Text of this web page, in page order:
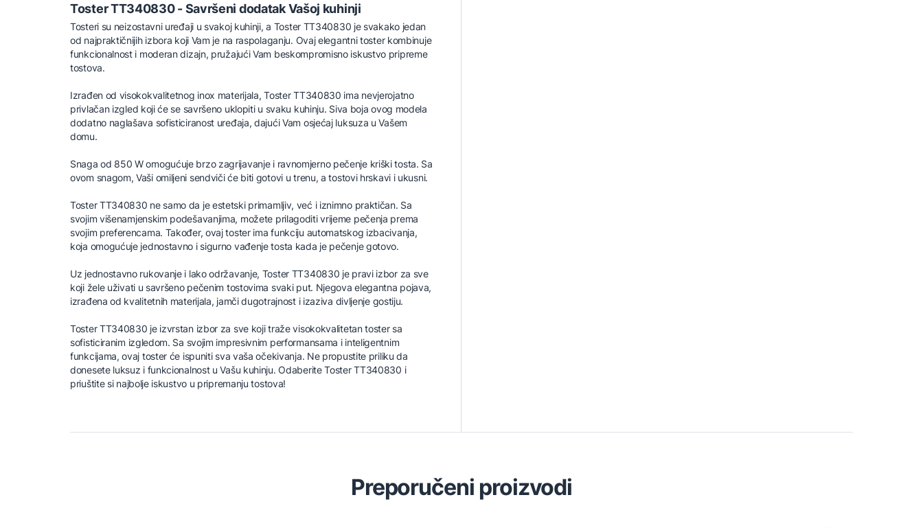
Toster TT340830 - Savršeni dodatak Vašoj kuhinji
Tosteri su neizostavni uređaji u svakoj kuhinji, a Toster TT340830 je svakako jedan
od najpraktičnijih izbora koji Vam je na raspolaganju. Ovaj elegantni toster kombinuje
funkcionalnost i moderan dizajn, pružajući Vam beskompromisno iskustvo pripreme
tostova.
Izrađen od visokokvalitetnog inox materijala, Toster TT340830 ima nevjerojatno
privlačan izgled koji će se savršeno uklopiti u svaku kuhinju. Siva boja ovog modela
dodatno naglašava sofisticiranost uređaja, dajući Vam osjećaj luksuza u Vašem
domu.
Snaga od 850 W omogućuje brzo zagrijavanje i ravnomjerno pečenje kriški tosta. Sa
ovom snagom, Vaši omiljeni sendviči će biti gotovi u trenu, a tostovi hrskavi i ukusni.
Toster TT340830 ne samo da je estetski primamljiv, već i iznimno praktičan. Sa
svojim višenamjenskim podešavanjima, možete prilagoditi vrijeme pečenja prema
svojim preferencama. Također, ovaj toster ima funkciju automatskog izbacivanja,
koja omogućuje jednostavno i sigurno vađenje tosta kada je pečenje gotovo.
Uz jednostavno rukovanje i lako održavanje, Toster TT340830 je pravi izbor za sve
koji žele uživati u savršeno pečenim tostovima svaki put. Njegova elegantna pojava,
izrađena od kvalitetnih materijala, jamči dugotrajnost i izaziva divljenje gostiju.
Toster TT340830 je izvrstan izbor za sve koji traže visokokvalitetan toster sa
sofisticiranim izgledom. Sa svojim impresivnim performansama i inteligentnim
funkcijama, ovaj toster će ispuniti sva vaša očekivanja. Ne propustite priliku da
donesete luksuz i funkcionalnost u Vašu kuhinju. Odaberite Toster TT340830 i
priuštite si najbolje iskustvo u pripremanju tostova!
Preporučeni proizvodi